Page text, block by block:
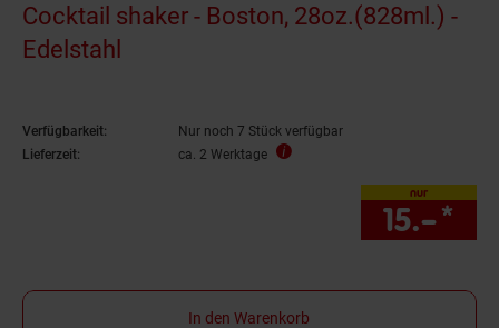
Cocktail shaker - Boston, 28oz.(828ml.) -
Edelstahl
Verfügbarkeit:
Nur noch 7 Stück verfügbar
Lieferzeit:
ca. 2 Werktage
nur
15.–*
In den Warenkorb